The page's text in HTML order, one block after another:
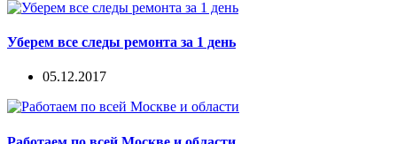
Уберем все следы ремонта за 1 день
05.12.2017